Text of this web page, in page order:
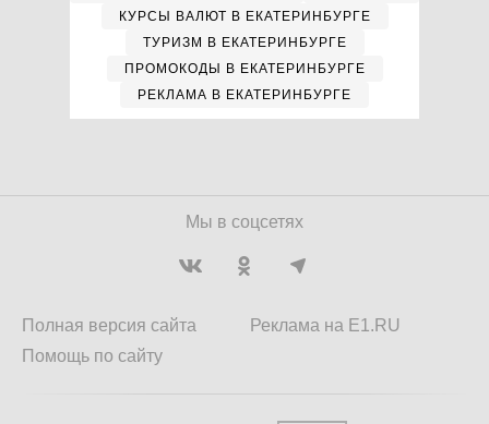
КУРСЫ ВАЛЮТ В ЕКАТЕРИНБУРГЕ
ТУРИЗМ В ЕКАТЕРИНБУРГЕ
ПРОМОКОДЫ В ЕКАТЕРИНБУРГЕ
РЕКЛАМА В ЕКАТЕРИНБУРГЕ
Мы в соцсетях
Полная версия сайта
Помощь по сайту
Реклама на E1.RU